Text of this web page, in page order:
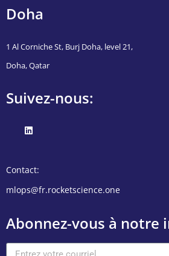
Doha
1 Al Corniche St, Burj Doha, level 21,
Doha, Qatar
Suivez-nous:
Contact:
mlops@fr.rocketscience.one
Abonnez-vous à notre